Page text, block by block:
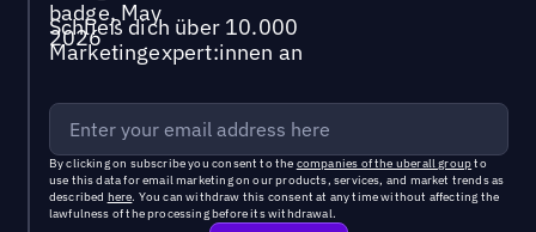
Schließ dich über 10.000
Marketingexpert:innen an
By clicking on subscribe you consent to the companies of the uberall groupto
use this data for email marketing on our products, services, and market trends as
described here. You can withdraw this consent at any time without affecting the
lawfulness of the processing before its withdrawal.